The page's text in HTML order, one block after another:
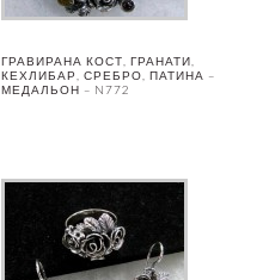
ГРАВИРАНА КОСТ, ГРАНАТИ,
КЕХЛИБАР, СРЕБРО, ПАТИНА –
МЕДАЛЬОН – N772